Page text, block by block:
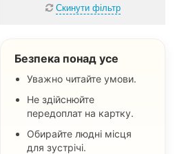
Скинути фільтр
Безпека понад усе
Уважно читайте умови.
Не здійснюйте
передоплат на картку.
Обирайте людні місця
для зустрічі.